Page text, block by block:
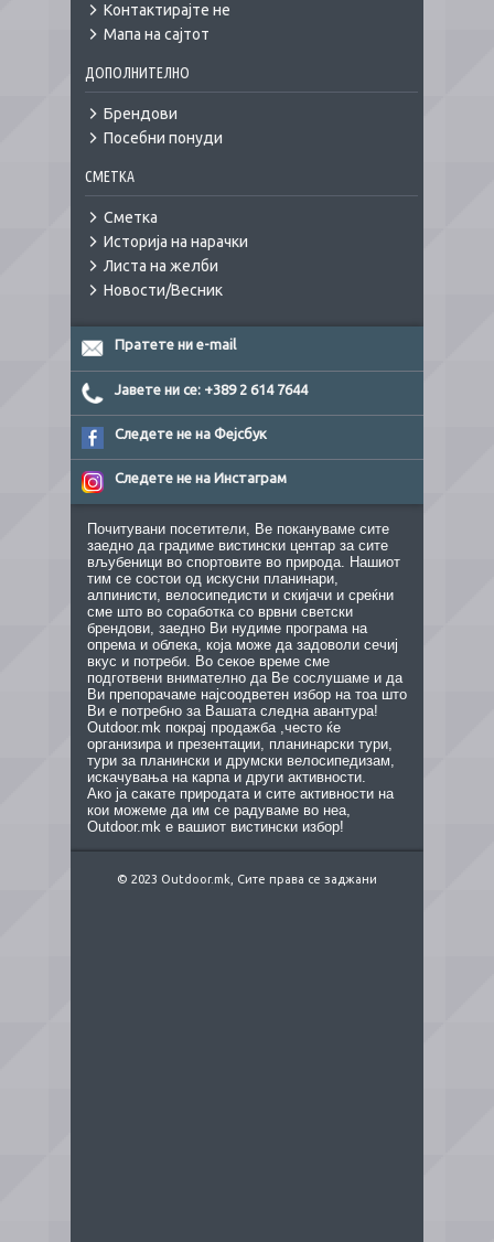
Контактирајте не
Мапа на сајтот
ДОПОЛНИТЕЛНО
Брендови
Посебни понуди
СМЕТКА
Сметка
Историја на нарачки
Листа на желби
Новости/Весник
Пратете ни e-mail
Јавете ни се: +389 2 614 7644
Следете не на Фејсбук
Следете не на Инстаграм
Почитувани посетители, Ве покануваме сите
заедно да градиме вистински центар за сите
вљубеници во спортовите во природа. Нашиот
тим се состои од искусни планинари,
алпинисти, велосипедисти и скијачи и среќни
сме што во соработка со врвни светски
брендови, заедно Ви нудиме програма на
опрема и облека, која може да задоволи сечиј
вкус и потреби. Во секое време сме
подготвени внимателно да Ве сослушаме и да
Ви препорачаме најсоодветен избор на тоа што
Ви е потребно за Вашата следна авантура!
Outdoor.mk покрај продажба ,често ќе
организира и презентации, планинарски тури,
тури за планински и друмски велосипедизам,
искачувања на карпа и други активности.
Ако ја сакате природата и сите активности на
кои можеме да им се радуваме во неа,
Outdoor.mk е вашиот вистински избор!
© 2023 Outdoor.mk, Сите права се заджани